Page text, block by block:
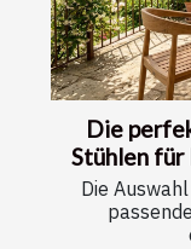
Die
Stühlen für
Die